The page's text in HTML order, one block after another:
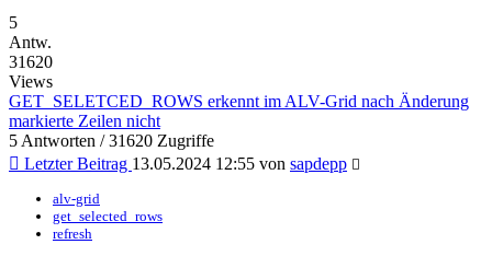
5
Antw.
31620
Views
GET_SELETCED_ROWS erkennt im ALV-Grid nach Änderung
markierte Zeilen nicht
5 Antworten / 31620 Zugriffe
Letzter Beitrag 13.05.2024 12:55 von sapdepp
alv-grid
get_selected_rows
refresh